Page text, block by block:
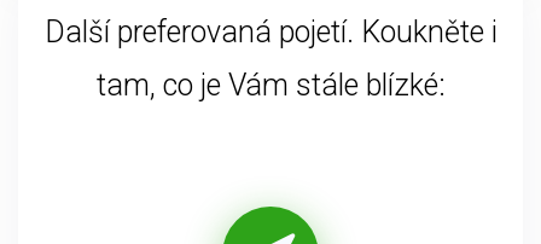
Další preferovaná pojetí. Koukněte i
tam, co je Vám stále blízké: